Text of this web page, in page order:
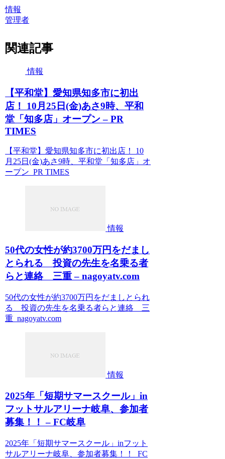
情報
管理者
関連記事
情報
【平和堂】愛知県知多市に初出
店！ 10月25日(金)あさ9時、平和
堂「知多店」オープン – PR
TIMES
【平和堂】愛知県知多市に初出店！ 10
月25日(金)あさ9時、平和堂「知多店」オ
ープン PR TIMES
情報
50代の女性が約3700万円をだまし
とられる 投資の先生を名乗る者
らと連絡 三重 – nagoyatv.com
50代の女性が約3700万円をだましとられ
る 投資の先生を名乗る者らと連絡 三
重 nagoyatv.com
情報
2025年「短期サマースクール」in
フットサルアリーナ岐阜、参加者
募集！！ – FC岐阜
2025年「短期サマースクール」inフット
サルアリーナ岐阜、参加者募集！！ FC